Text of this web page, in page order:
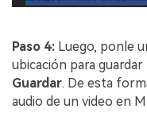
Paso 4: Luego, ponle
ubicación para
Guardar. De esta
audio de un video en